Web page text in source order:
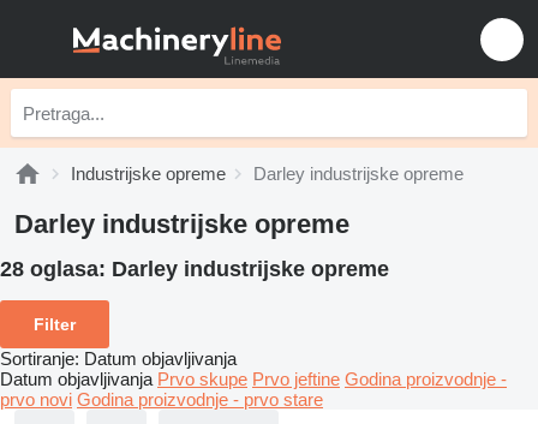
Industrijske opreme Darley industrijske opreme
Darley industrijske opreme
28 oglasa: Darley industrijske opreme
Filter
Sortiranje: Datum objavljivanja
Datum objavljivanja Prvo skupe Prvo jeftine Godina proizvodnje -
prvo novi Godina proizvodnje - prvo stare